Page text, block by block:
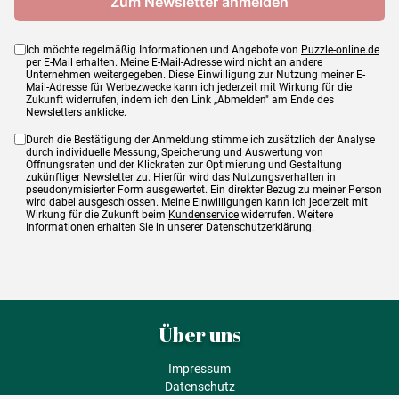
Ich möchte regelmäßig Informationen und Angebote von Puzzle-online.de
per E-Mail erhalten. Meine E-Mail-Adresse wird nicht an andere
Unternehmen weitergegeben. Diese Einwilligung zur Nutzung meiner E-
Mail-Adresse für Werbezwecke kann ich jederzeit mit Wirkung für die
Zukunft widerrufen, indem ich den Link „Abmelden" am Ende des
Newsletters anklicke.
Durch die Bestätigung der Anmeldung stimme ich zusätzlich der Analyse
durch individuelle Messung, Speicherung und Auswertung von
Öffnungsraten und der Klickraten zur Optimierung und Gestaltung
zukünftiger Newsletter zu. Hierfür wird das Nutzungsverhalten in
pseudonymisierter Form ausgewertet. Ein direkter Bezug zu meiner Person
wird dabei ausgeschlossen. Meine Einwilligungen kann ich jederzeit mit
Wirkung für die Zukunft beim Kundenservice widerrufen. Weitere
Informationen erhalten Sie in unserer Datenschutzerklärung.
Über uns
Impressum
Datenschutz